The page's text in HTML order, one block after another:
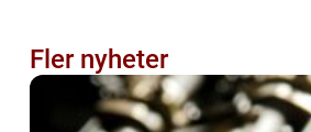
Fler nyheter